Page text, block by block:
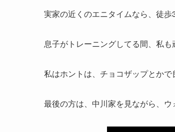
実家の近くのエニタイムなら、徒
息子がトレーニングしてる間、私も
私はホントは、チョコザップとかで
最後の方は、中川家を見ながら、